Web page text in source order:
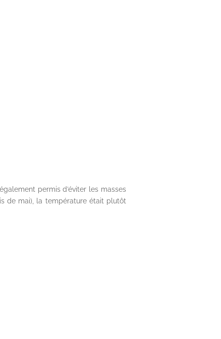
permis d’éviter les masses
de mai), la température était plutôt